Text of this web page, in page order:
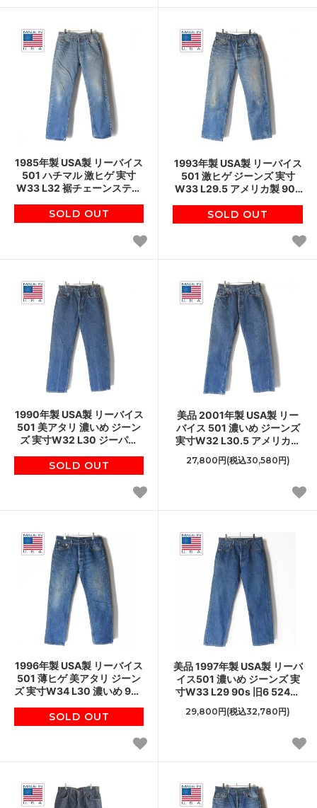
1985年製 USA製 リーバイス
501 ハチマル 激ヒゲ 実寸
W33 L32 裾チェーンステッ
ンテージ D151
SOLD OUT
1993年製 USA製 リーバイス
501 激ヒゲ ジーンズ 実寸
W33 L29.5 アメリカ製 90s
D151
SOLD OUT
1990年製 USA製 リーバイス
501 美アタリ 濃いめ ジーン
ズ 実寸W32 L30 ジーパン
D151
SOLD OUT
美品 2001年製 USA製 リー
バイス 501 濃いめ ジーンズ
実寸W32 L30.5 アメリカ製
00s ビンテージ デニム ジー
パン D151
27,800円(税込30,580円)
1996年製 USA製 リーバイス
501 薄ヒゲ 美アタリ ジーン
ズ 実寸W34 L30 濃いめ 90s
ム D151
SOLD OUT
美品 1997年製 USA製 リーバ
イス501 濃いめ ジーンズ 実
寸W33 L29 90s 旧6 524刻
印 ジーパン アメリカ製 ビン
テージ D151
29,800円(税込32,780円)